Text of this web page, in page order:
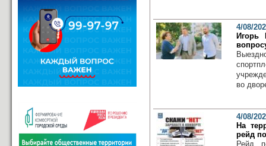
4/08/
Игорь
во
4/08/
На
рейд
Рейд